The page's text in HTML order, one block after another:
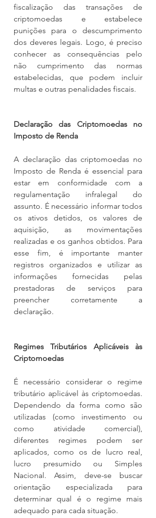
fiscalização das transações de
criptomoedas e estabelece
punições para o descumprimento
dos deveres legais. Logo, é preciso
conhecer as consequências pelo
não cumprimento das normas
estabelecidas, que podem incluir
multas e outras penalidades fiscais.
Declaração das Criptomoedas no
Imposto de Renda
A declaração das criptomoedas no
Imposto de Renda é essencial para
estar em conformidade com a
regulamentação infralegal do
assunto. É necessário informar todos
os ativos detidos, os valores de
aquisição, as movimentações
realizadas e os ganhos obtidos. Para
esse fim, é importante manter
registros organizados e utilizar as
informações fornecidas pelas
prestadoras de serviços para
preencher corretamente a
declaração.
Regimes Tributários Aplicáveis às
Criptomoedas
É necessário considerar o regime
tributário aplicável às criptomoedas.
Dependendo da forma como são
utilizadas (como investimento ou
como atividade comercial),
diferentes regimes podem ser
aplicados, como os de lucro real,
lucro presumido ou Simples
Nacional. Assim, deve-se buscar
orientação especializada para
determinar qual é o regime mais
adequado para cada situação.